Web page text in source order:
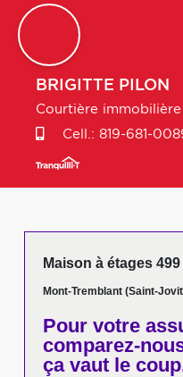
BRIGITTE PILON
Courtière
Cell.: 819-681-
Maison à étages 499
Mont-Tremblant (Saint-
Pour votre
comparez-
ça vaut le